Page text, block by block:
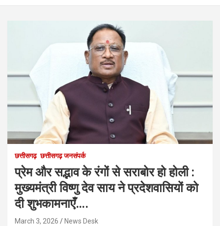
छत्तीसगढ़ छत्तीसगढ़ जनसंपर्क
प्रेम और सद्भाव के रंगों से सराबोर हो होली :
मुख्यमंत्री विष्णु देव साय ने प्रदेशवासियों को
दी शुभकामनाएँ….
March 3, 2026 News Desk